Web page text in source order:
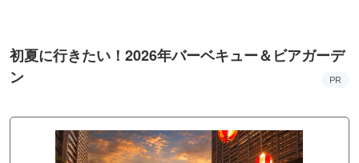
初夏に行きたい！2026年バーベキュー＆ビアガーデ
ン
PR